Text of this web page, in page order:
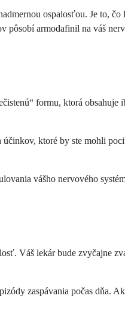
ospalosťou. Je to,
armodafinil na váš
formu, ktorá
ktoré by ste mohli
vášho nervového
Váš lekár bude zvyčajne
zaspávania počas dňa.